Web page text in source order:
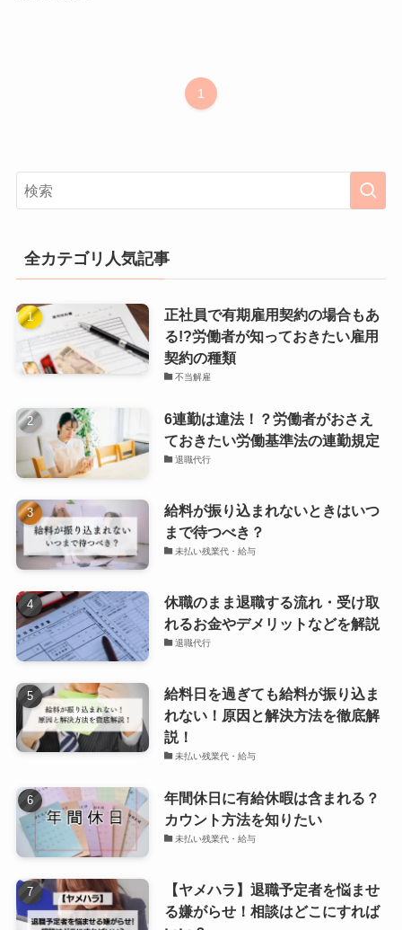
1
全カテゴリ人気記事
正社員で有期雇用契約の場合もあ
る!?労働者が知っておきたい雇用
契約の種類
不当解雇
6連勤は違法！？労働者がおさえ
ておきたい労働基準法の連勤規定
退職代行
給料が振り込まれないときはいつ
まで待つべき？
未払い残業代・給与
休職のまま退職する流れ・受け取
れるお金やデメリットなどを解説
退職代行
給料日を過ぎても給料が振り込ま
れない！原因と解決方法を徹底解
説！
未払い残業代・給与
年間休日に有給休暇は含まれる？
カウント方法を知りたい
未払い残業代・給与
【ヤメハラ】退職予定者を悩ませ
る嫌がらせ！相談はどこにすれば